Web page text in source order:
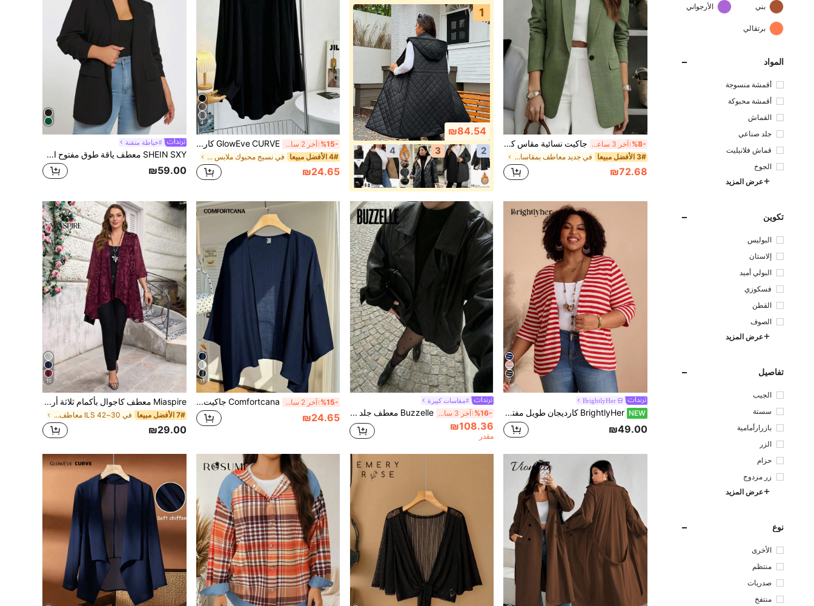
بني الأرجواني
برتقالي
المواد
أقمشة منسوجة
أقمشة محبوكة
القماش
جلد صناعي
قماش فلانيليت
الجوخ
عرض المزيد
تكوين
البوليس
إلاستان
البولي أميد
فسكوزي
القطن
الصوف
عرض المزيد
تفاصيل
الجيب
سستة
بازرارأمامية
الزر
حزام
زر مزدوج
عرض المزيد
نوع
الأخرى
منتظم
صدريات
منتفخ
%8- آخر 3 ساعة أيام جاكيت نسائية مقاس كبير بلون موحد وياقة على شكل حرف V وأكمام طويلة، جاكيت خفيف الوزن بزر واحد، مناسب للمكتب والمنزل والارتداء اليومي، الربيع والخريف والشتاء وجميع الفصول
3# الأفضل مبيعا في جديد معاطف بمقاسات كبيرة
₪72.68
1
₪84.54
2
3
4
4
%15- آخر 2 ساعة أيام GlowEve CURVE كارديجان نسائي مقاس كبير بلون موحد كاجوال متعدد الاستخدامات، مناسب للارتداء في المنزل
4# الأفضل مبيعا في نسيج محبوك ملابس خارجية بمقاسات كبيرة
₪24.65
#خياطة متقنة
SHEIN SXY معطف ياقة طوق مفتوح امامي مقاس كبير
₪59.00
7
BrightlyHer
NEW BrightlyHer كارديجان طويل مفتوح من الأمام للنساء مقاس كبير، محبوك بطبعة، بياقة على شكل حرف V وأكمام 3/4، مع حزام، ملابس خارجية كاجوال للخروج، موضة خريف 2026
₪49.00
#مقاسات كبيرة
%16- آخر 3 ساعة أيام Buzzelle معطف جلد فضفاض أساسي للمرأة كبيرة الحجم، جاكيت جلد كبيرة الحجم ذات أكمام طويلة وأزرار مزدوجة، جاكيت جلد عالية الجودة من البولي يوريثان
₪108.36
مقدر
11
%15- آخر 2 ساعة أيام Comfortcana جاكيت قصير خفيف الوزن ونسيج بارز بمقاس كبير للصيف والخريف/الشتاء
₪24.65
10
Miaspire معطف كاجوال بأكمام ثلاثة أرباع وأمام مفتوح من نسيج جاكارد للنساء ذوات الحجم الكبير في فصلي الخريف والشتاء
7# الأفضل مبيعا في 30~42 ILS معاطف بمقاسات كبيرة
₪29.00